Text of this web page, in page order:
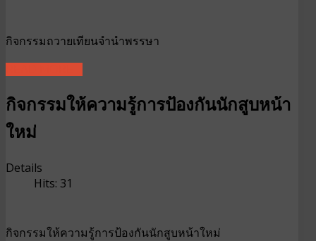
กิจกรรมถวายเทียนจำนำพรรษา
กิจกรรมให้ความรู้การป้องกันนักสูบหน้า
ใหม่
Details
Hits: 31
กิจกรรมให้ความรู้การป้องกันนักสูบหน้าใหม่